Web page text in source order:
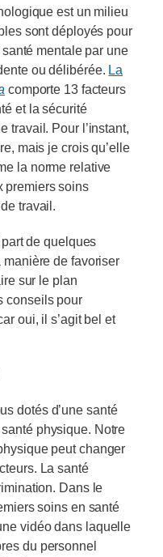
est un milieu
sont déployés pour
mentale par une
ou délibérée. La
comporte 13 facteurs
et la sécurité
travail. Pour l’instant,
mais je crois qu’elle
la norme relative
premiers soins
travail.
de quelques
de favoriser
sur le plan
conseils pour
oui, il s’agit bel et
dotés d’une santé
physique. Notre
peut changer
La santé
Dans le
soins en santé
vidéo dans laquelle
du personnel